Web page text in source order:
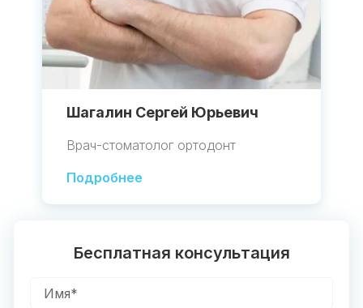
Шагалин Сергей Юрьевич
Врач-стоматолог ортодонт
Подробнее
Бесплатная консультация